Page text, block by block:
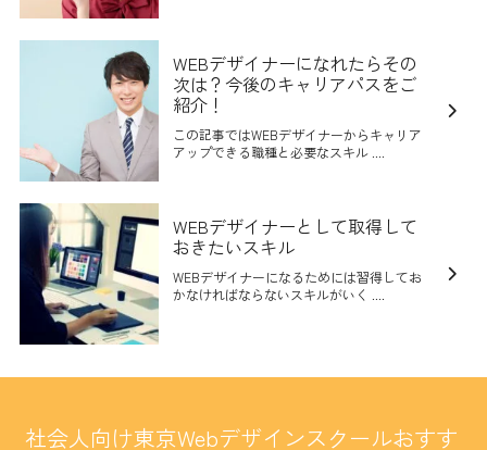
WEBデザイナーになれたらその
次は？今後のキャリアパスをご
紹介！
この記事ではWEBデザイナーからキャリア
アップできる職種と必要なスキル ....
WEBデザイナーとして取得して
おきたいスキル
WEBデザイナーになるためには習得してお
かなければならないスキルがいく ....
社会人向け東京Webデザインスクールおすす